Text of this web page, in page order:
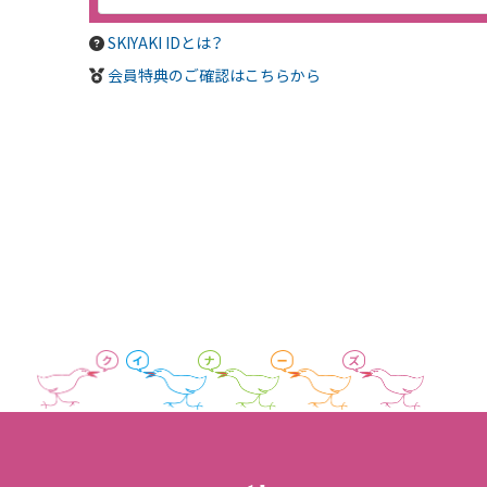
SKIYAKI IDとは？
会員特典のご確認はこちらから